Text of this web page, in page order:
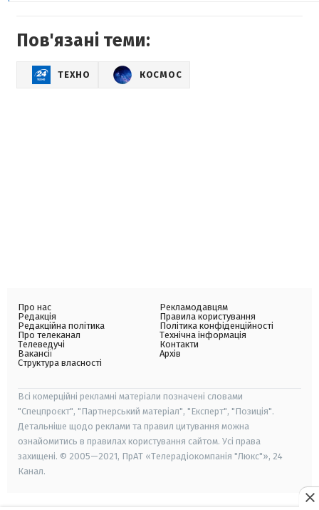
Пов'язані теми:
ТЕХНО КОСМОС
Про нас
Редакція
Редакційна політика
Про телеканал
Телеведучі
Вакансії
Структура власності
Рекламодавцям
Правила користування
Політика конфіденційності
Технічна інформація
Контакти
Архів
Всі комерційні рекламні матеріали позначені словами
"Спецпроєкт", "Партнерський матеріал", "Експерт", "Позиція".
Детальніше щодо реклами та правил цитування можна
ознайомитись в правилах користування сайтом. Усі права
захищені. © 2005—2021, ПрАТ «Телерадіокомпанія "Люкс"», 24
Канал.